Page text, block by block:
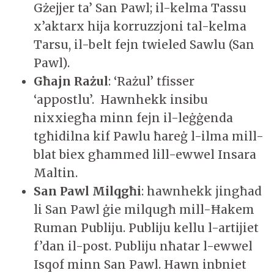
Gżejjer ta’ San Pawl; il-kelma Tassu
x’aktarx hija korruzzjoni tal-kelma
Tarsu, il-belt fejn twieled Sawlu (San
Pawl).
Għajn Rażul: ‘Rażul’ tfisser
‘appostlu’. Hawnhekk insibu
nixxiegħa minn fejn il-leġġenda
tgħidilna kif Pawlu ħareġ l-ilma mill-
blat biex għammed lill-ewwel Insara
Maltin.
San Pawl Milqgħi: hawnhekk jingħad
li San Pawl ġie milqugħ mill-Ħakem
Ruman Publiju. Publiju kellu l-artijiet
f’dan il-post. Publiju nħatar l-ewwel
Isqof minn San Pawl. Hawn inbniet